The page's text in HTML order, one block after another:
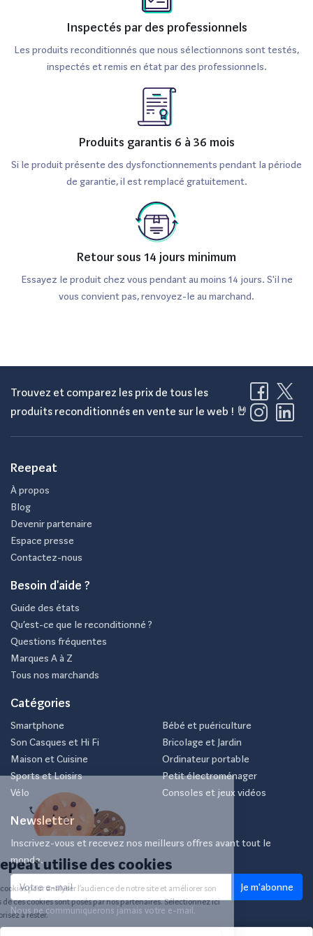
Inspectés par des professionnels
Les produits reconditionnés que nous sélectionnons sont testés,
inspectés et remis en état par des professionnels.
Produits garantis 6 à 36 mois
Si le produit présente des dysfonctionnements pendant la période
de garantie, il est remplacé gratuitement.
Retour sous 14 jours minimum
Essayez le produit chez vous pendant au moins 14 jours. S'il ne
vous convient pas, renvoyez-le au marchand.
Trouvez et comparez les prix de tous les
produits reconditionnés en vente sur le web ! 🤘
Reepeat
À propos
Blog
Devenir partenaire
Espace presse
Contactez-nous
Besoin d'aide ?
Guide des états
Qu’est-ce que le reconditionné ?
Questions fréquentes
Marques A à Z
Tous nos marchands
Catégories
Smartphone
Son Casques et Hi Fi
Maison et Cuisine
Sports et Loisirs
Vélo
Bébé et puériculture
Bricolage et Jardin
Ordinateur portable
Petit électroménager
Consoles et jeux vidéos
Newsletter
Inscrivez-vous et recevez nos meilleurs offres avant tout le
monde.
Je m'abonne
Nous ne communiquerons jamais votre e-mail.